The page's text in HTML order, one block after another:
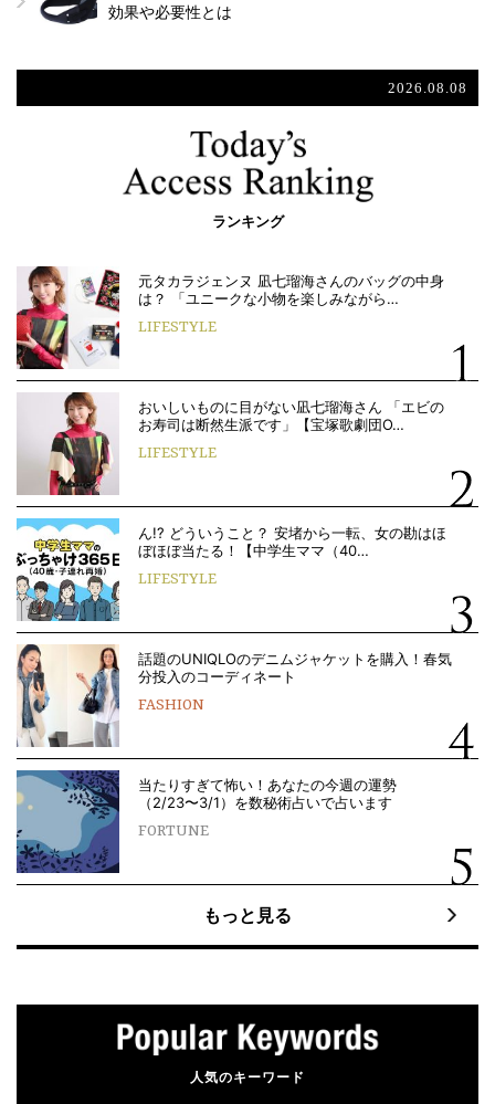
効果や必要性とは
2026.08.08
ランキング
元タカラジェンヌ 凪七瑠海さんのバッグの中身
は？ 「ユニークな小物を楽しみながら…
LIFESTYLE
おいしいものに目がない凪七瑠海さん 「エビの
お寿司は断然生派です」【宝塚歌劇団O…
LIFESTYLE
ん!? どういうこと？ 安堵から一転、女の勘はほ
ぼほぼ当たる！【中学生ママ（40…
LIFESTYLE
話題のUNIQLOのデニムジャケットを購入！春気
分投入のコーディネート
FASHION
当たりすぎて怖い！あなたの今週の運勢
（2/23〜3/1）を数秘術占いで占います
FORTUNE
もっと見る
人気のキーワード